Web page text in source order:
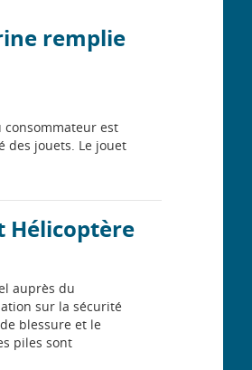
remplie
est
des jouets. Le jouet
Hélicoptère
auprès du
sur la sécurité
blessure et le
piles sont